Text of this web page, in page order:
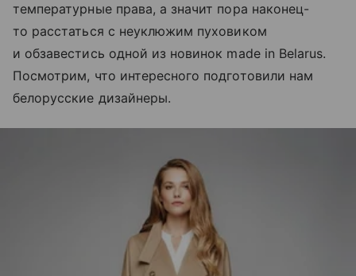
температурные права, а значит пора наконец-
то расстаться с неуклюжим пуховиком
и обзавестись одной из новинок made in Belarus.
Посмотрим, что интересного подготовили нам
белорусские дизайнеры.